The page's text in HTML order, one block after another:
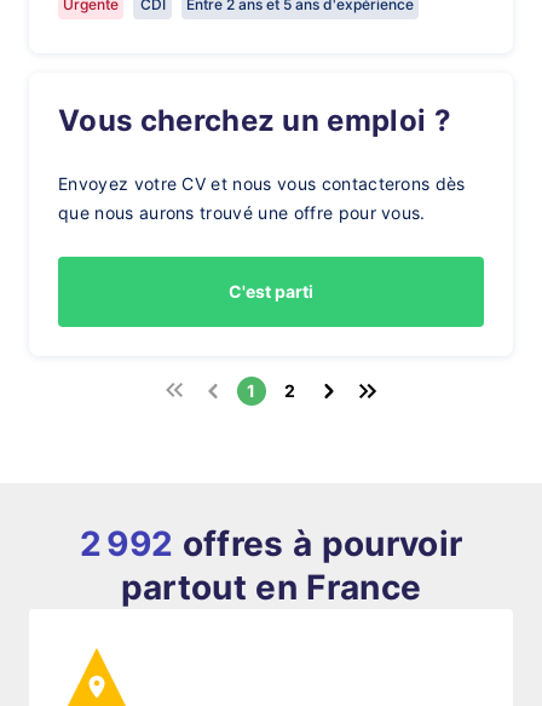
Urgente CDI Entre 2 ans et 5 ans d'expérience
Vous cherchez un emploi ?
Envoyez votre CV et nous vous contacterons dès
que nous aurons trouvé une offre pour vous.
C'est parti
1 2
2 992 offres à pourvoir
partout en France